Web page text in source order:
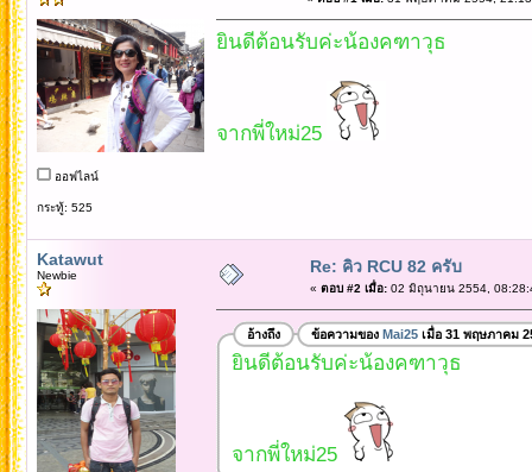
ออฟไลน์
กระทู้: 525
ยินดีต้อนรับค่ะน้องคฑาวุธ
จากพี่ใหม่25
Katawut
Newbie Re: คิว RCU 82 ครับ
« ตอบ #2 เมื่อ:02 มิถุนายน 2554,
อ้างถึง ข้อความของ Mai25เมื่อ 31 พฤษภาคม
ยินดีต้อนรับค่ะน้องคฑาวุธ
จากพี่ใหม่25